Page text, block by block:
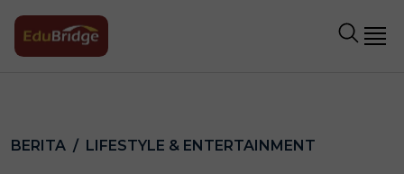
BERITA LIFESTYLE & ENTERTAINMENT